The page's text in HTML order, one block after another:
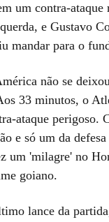
um contra-ataque
e Gustavo
mandar para o
não se
33 minutos, o
ataque perigoso.
e só um da
um 'milagre' no
goiano.
lance da